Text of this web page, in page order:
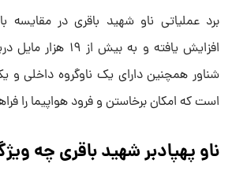
برد عملیاتی ناو شهید باقری در مقایسه
افزایش یافته و به
است که امکان برخاستن و فرود هواپیما را
ناو پهپادبر شهید باقری چه